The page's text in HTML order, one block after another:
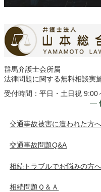
群馬弁護士会所属
法律問題に関する無料相談実
受付時間：平日・土日祝 9:00
―
交通事故被害に遭われた方へ
交通事故問題Q&A
相続トラブルでお悩みの方へ
相続問題Ｑ＆Ａ